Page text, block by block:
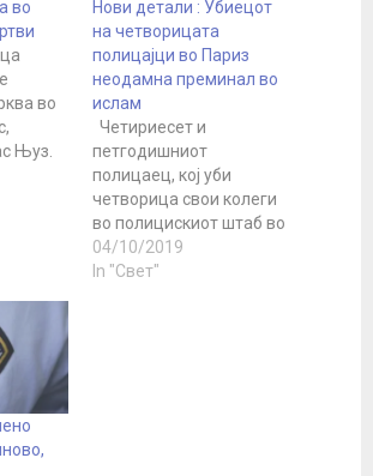
во
во
Њуз.
на
NYDai
Нови детали : Убиецот
на четворицата
полицајци во Париз
неодамна преминал во
ислам
Четириесет и
петгодишниот
полицаец, кој уби
четворица свои колеги
во полицискиот штаб во
Париз во четвртокот,
неодамна преминал во
04/10/2019
In "Свет"